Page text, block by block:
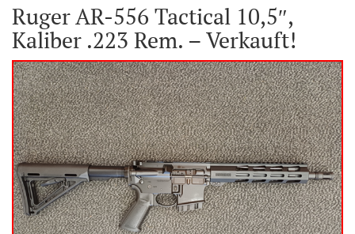
Ruger AR-556 Tactical 10,5″,
Kaliber .223 Rem. – Verkauft!